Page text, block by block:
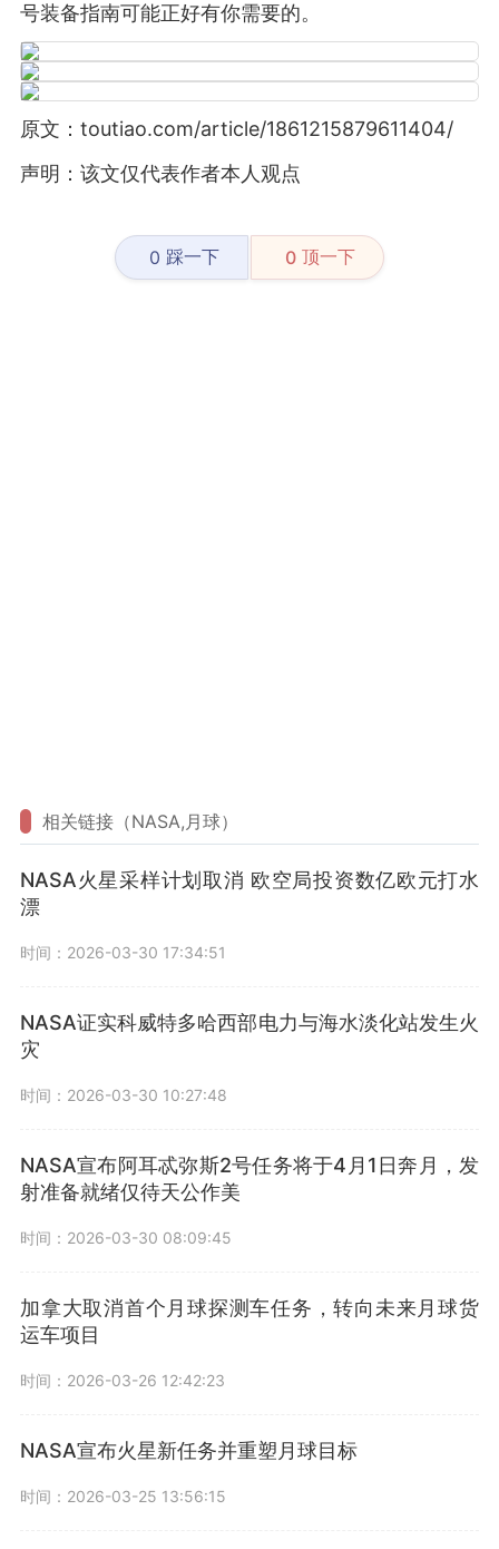
号装备指南可能正好有你需要的。
原文：toutiao.com/article/1861215879611404/
声明：该文仅代表作者本人观点
0 踩一下 0 顶一下
相关链接（NASA,月球）
NASA火星采样计划取消 欧空局投资数亿欧元打水
漂
时间：2026-03-30 17:34:51
NASA证实科威特多哈西部电力与海水淡化站发生火
灾
时间：2026-03-30 10:27:48
NASA宣布阿耳忒弥斯2号任务将于4月1日奔月，发
射准备就绪仅待天公作美
时间：2026-03-30 08:09:45
加拿大取消首个月球探测车任务，转向未来月球货
运车项目
时间：2026-03-26 12:42:23
NASA宣布火星新任务并重塑月球目标
时间：2026-03-25 13:56:15